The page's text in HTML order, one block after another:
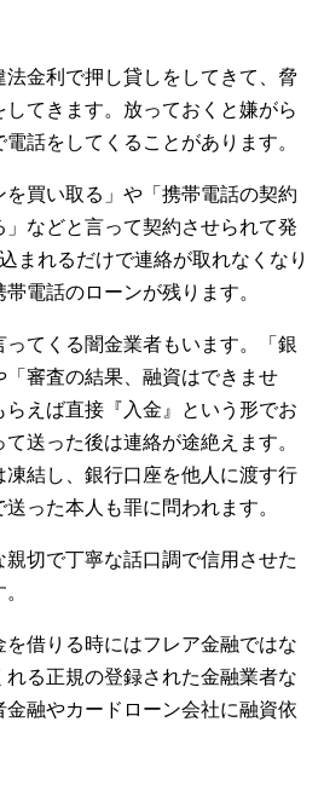
金利で押し貸しをしてきて、脅
てきます。放っておくと嫌がら
話をしてくることがあります。
買い取る」や「携帯電話の契約
などと言って契約させられて発
まれるだけで連絡が取れなくなり
電話のローンが残ります。
てくる闇金業者もいます。「銀
審査の結果、融資はできませ
えば直接『入金』という形でお
送った後は連絡が途絶えます。
結し、銀行口座を他人に渡す行
った本人も罪に問われます。
切で丁寧な話口調で信用させた
借りる時にはフレア金融ではな
れる正規の登録された金融業者な
融やカードローン会社に融資依